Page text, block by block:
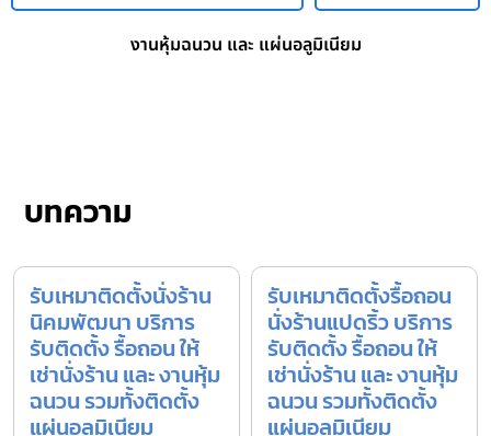
งานหุ้มฉนวน และ แผ่นอลูมิเนียม
บทความ
รับเหมาติดตั้งนั่งร้าน
นิคมพัฒนา บริการ
รับติดตั้ง รื้อถอน ให้
เช่านั่งร้าน และ งานหุ้ม
ฉนวน รวมทั้งติดตั้ง
แผ่นอลูมิเนียม
รับเหมาติดตั้งรื้อถอน
นั่งร้านแปดริ้ว บริการ
รับติดตั้ง รื้อถอน ให้
เช่านั่งร้าน และ งานหุ้ม
ฉนวน รวมทั้งติดตั้ง
แผ่นอลูมิเนียม